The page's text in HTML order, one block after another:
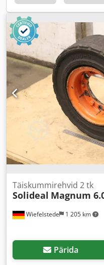
Wiefelstede 1 205 km
Täiskummirehvid 2 tk
Solideal Magnum
Pärida